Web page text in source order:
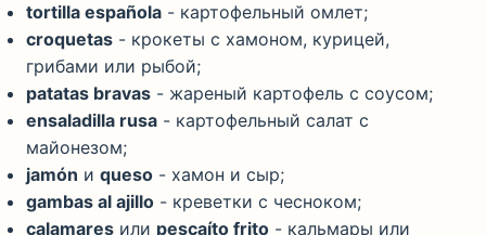
tortilla española - картофельный омлет;
croquetas - крокеты с хамоном, курицей,
грибами или рыбой;
patatas bravas - жареный картофель с соусом;
ensaladilla rusa - картофельный салат с
майонезом;
jamón и queso - хамон и сыр;
gambas al ajillo - креветки с чесноком;
calamares или pescaíto frito - кальмары или